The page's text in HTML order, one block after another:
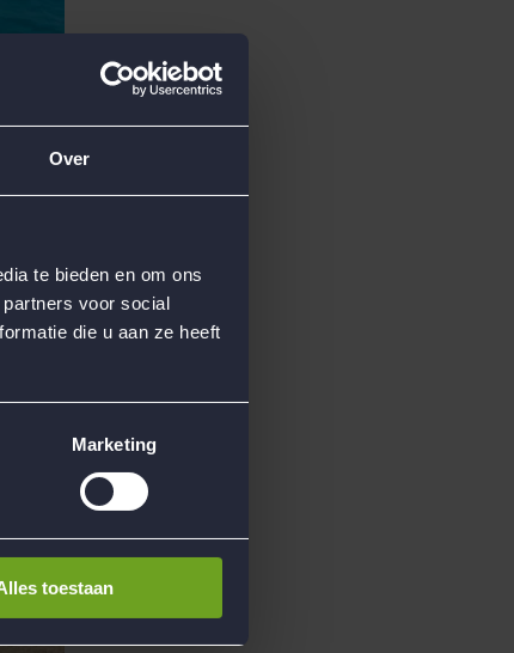
Over
te bieden en om ons
voor social
die u aan ze heeft
Marketing
toestaan